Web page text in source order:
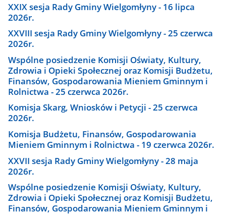
XXIX sesja Rady Gminy Wielgomłyny - 16 lipca
2026r.
XXVIII sesja Rady Gminy Wielgomłyny - 25 czerwca
2026r.
Wspólne posiedzenie Komisji Oświaty, Kultury,
Zdrowia i Opieki Społecznej oraz Komisji Budżetu,
Finansów, Gospodarowania Mieniem Gminnym i
Rolnictwa - 25 czerwca 2026r.
Komisja Skarg, Wniosków i Petycji - 25 czerwca
2026r.
Komisja Budżetu, Finansów, Gospodarowania
Mieniem Gminnym i Rolnictwa - 19 czerwca 2026r.
XXVII sesja Rady Gminy Wielgomłyny - 28 maja
2026r.
Wspólne posiedzenie Komisji Oświaty, Kultury,
Zdrowia i Opieki Społecznej oraz Komisji Budżetu,
Finansów, Gospodarowania Mieniem Gminnym i